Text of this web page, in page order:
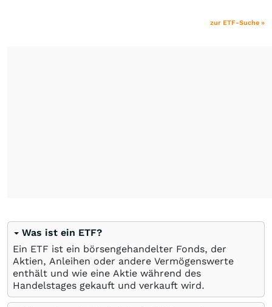
zur ETF-Suche »
Was ist ein ETF?
Ein ETF ist ein börsengehandelter Fonds, der
Aktien, Anleihen oder andere Vermögenswerte
enthält und wie eine Aktie während des
Handelstages gekauft und verkauft wird.